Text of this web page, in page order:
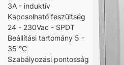
3A - induktív
Kapcsolható feszültség
24 - 230Vac - SPDT
Beállítási tartomány 5 -
35 °C
Szabályozási pontosság